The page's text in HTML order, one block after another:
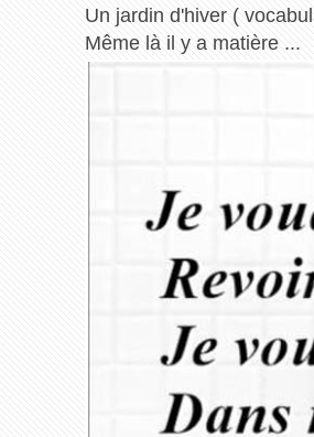
Un jardin d'hiver (
Même là il y a matière ...